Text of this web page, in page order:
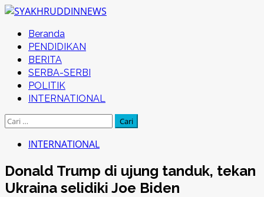
Skip
content
Primary
Menu
Beranda
PENDIDIKAN
BERITA
SERBA-SERBI
POLITIK
INTERNATIONAL
Cari
INTERNATIONAL
Donald Trump di ujung tanduk, tekan
Ukraina selidiki Joe Biden